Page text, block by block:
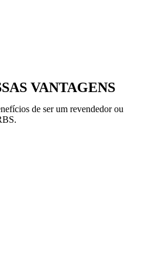
VANTAGENS
de ser um revendedor ou